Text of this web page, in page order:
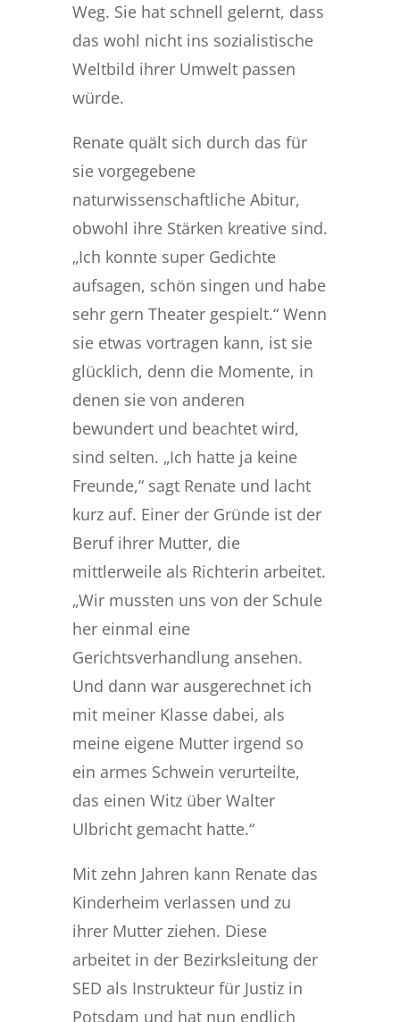
Weg. Sie hat schnell gelernt, dass
das wohl nicht ins sozialistische
Weltbild ihrer Umwelt passen
würde.
Renate quält sich durch das für
sie vorgegebene
naturwissenschaftliche Abitur,
obwohl ihre Stärken kreative sind.
„Ich konnte super Gedichte
aufsagen, schön singen und habe
sehr gern Theater gespielt.“ Wenn
sie etwas vortragen kann, ist sie
glücklich, denn die Momente, in
denen sie von anderen
bewundert und beachtet wird,
sind selten. „Ich hatte ja keine
Freunde,“ sagt Renate und lacht
kurz auf. Einer der Gründe ist der
Beruf ihrer Mutter, die
mittlerweile als Richterin arbeitet.
„Wir mussten uns von der Schule
her einmal eine
Gerichtsverhandlung ansehen.
Und dann war ausgerechnet ich
mit meiner Klasse dabei, als
meine eigene Mutter irgend so
ein armes Schwein verurteilte,
das einen Witz über Walter
Ulbricht gemacht hatte.“
Mit zehn Jahren kann Renate das
Kinderheim verlassen und zu
ihrer Mutter ziehen. Diese
arbeitet in der Bezirksleitung der
SED als Instrukteur für Justiz in
Potsdam und hat nun endlich